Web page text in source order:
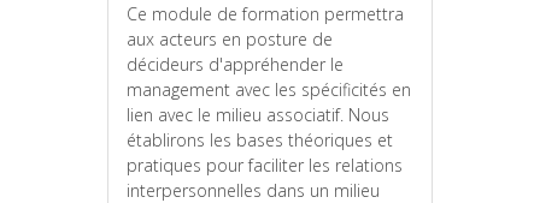
Ce module de formation permettra
aux acteurs en posture de
décideurs d'appréhender le
management avec les spécificités en
lien avec le milieu associatif. Nous
établirons les bases théoriques et
pratiques pour faciliter les relations
interpersonnelles dans un milieu